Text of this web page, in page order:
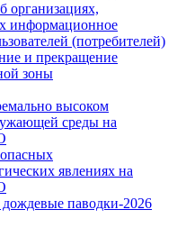
организациях,
информационное
(потребителей)
и прекращение
зоны
высоком
среды на
явлениях на
паводки-2026